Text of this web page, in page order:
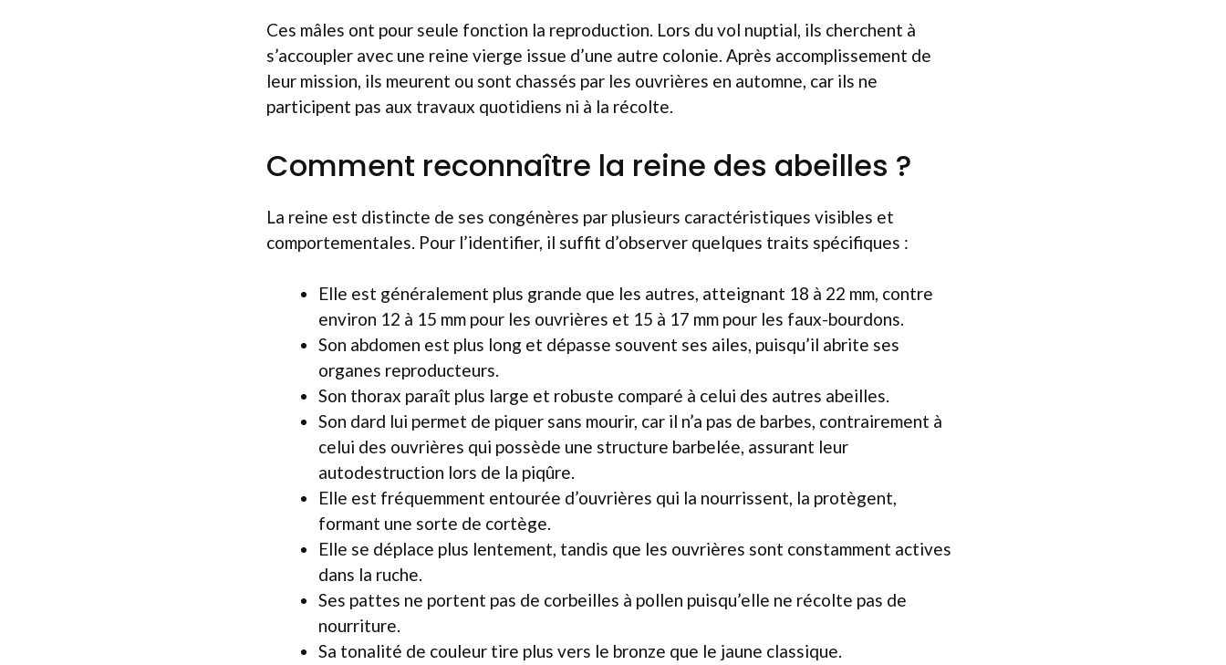
Ces mâles ont pour seule fonction la reproduction. Lors du vol nuptial, ils cherchent à
s’accoupler avec une reine vierge issue d’une autre colonie. Après accomplissement de
leur mission, ils meurent ou sont chassés par les ouvrières en automne, car ils ne
participent pas aux travaux quotidiens ni à la récolte.
Comment reconnaître la reine des abeilles ?
La reine est distincte de ses congénères par plusieurs caractéristiques visibles et
comportementales. Pour l’identifier, il suffit d’observer quelques traits spécifiques :
Elle est généralement plus grande que les autres, atteignant 18 à 22 mm, contre
environ 12 à 15 mm pour les ouvrières et 15 à 17 mm pour les faux-bourdons.
Son abdomen est plus long et dépasse souvent ses ailes, puisqu’il abrite ses
organes reproducteurs.
Son thorax paraît plus large et robuste comparé à celui des autres abeilles.
Son dard lui permet de piquer sans mourir, car il n’a pas de barbes, contrairement à
celui des ouvrières qui possède une structure barbelée, assurant leur
autodestruction lors de la piqûre.
Elle est fréquemment entourée d’ouvrières qui la nourrissent, la protègent,
formant une sorte de cortège.
Elle se déplace plus lentement, tandis que les ouvrières sont constamment actives
dans la ruche.
Ses pattes ne portent pas de corbeilles à pollen puisqu’elle ne récolte pas de
nourriture.
Sa tonalité de couleur tire plus vers le bronze que le jaune classique.